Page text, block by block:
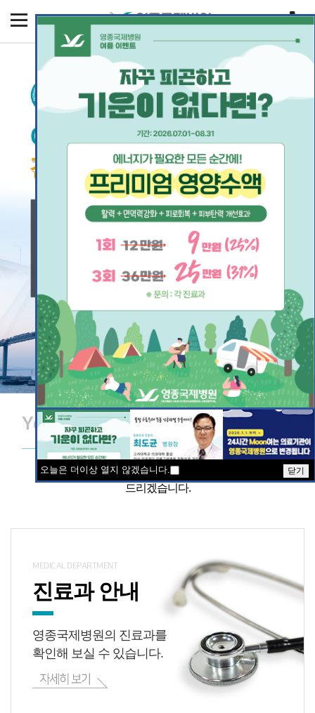
오늘은 더이상 열지 않겠습니다.
Yeongjong International Hospital
영종국제병원이 건강한 내일과 행복한 미래를 만들어
드리겠습니다.
MEDICAL DEPARTMENT
진료과 안내
영종국제병원의 진료과를
확인해 보실 수 있습니다.